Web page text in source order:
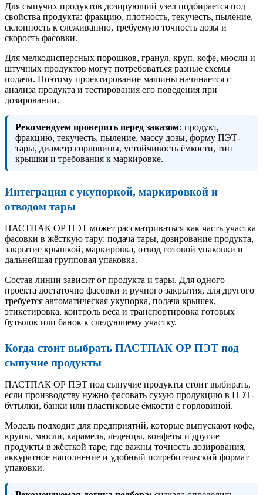
Для сыпучих продуктов дозирующий узел подбирается под
свойства продукта: фракцию, плотность, текучесть, пыление,
склонность к слёживанию, требуемую точность дозы и
скорость фасовки.
Для мелкодисперсных порошков, гранул, круп, кофе, мюсли и
штучных продуктов могут потребоваться разные схемы
подачи. Поэтому проектирование машины начинается с
анализа продукта и тестирования его поведения при
дозировании.
Рекомендуем проверить перед заказом: продукт,
фракцию, текучесть, пыление, массу дозы, форму ПЭТ-
тары, диаметр горловины, устойчивость ёмкости, тип
крышки и требования к маркировке.
Интеграция с укупоркой, маркировкой и
отводом тары
ПАСТПАК ОР ПЭТ может рассматриваться как часть участка
фасовки в жёсткую тару: подача тары, дозирование продукта,
закрытие крышкой, маркировка, отвод готовой упаковки и
дальнейшая групповая упаковка.
Состав линии зависит от продукта и тары. Для одного
проекта достаточно фасовки и ручного закрытия, для другого
требуется автоматическая укупорка, подача крышек,
этикетировка, контроль веса и транспортировка готовых
бутылок или банок к следующему участку.
Когда стоит выбрать ПАСТПАК ОР ПЭТ под
сыпучие продукты
ПАСТПАК ОР ПЭТ под сыпучие продукты стоит выбирать,
если производству нужно фасовать сухую продукцию в ПЭТ-
бутылки, банки или пластиковые ёмкости с горловиной.
Модель подходит для предприятий, которые выпускают кофе,
крупы, мюсли, карамель, леденцы, конфеты и другие
продукты в жёсткой таре, где важны точность дозирования,
аккуратное наполнение и удобный потребительский формат
упаковки.